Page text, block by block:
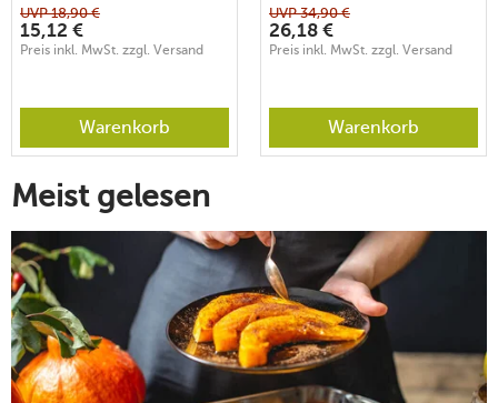
UVP18,90 €
15,12 €
Preis inkl. MwSt. zzgl. Versand
Warenkorb
UVP34,90 €
26,18 €
Preis inkl. MwSt. zzgl. Versand
Warenkorb
Meist gelesen